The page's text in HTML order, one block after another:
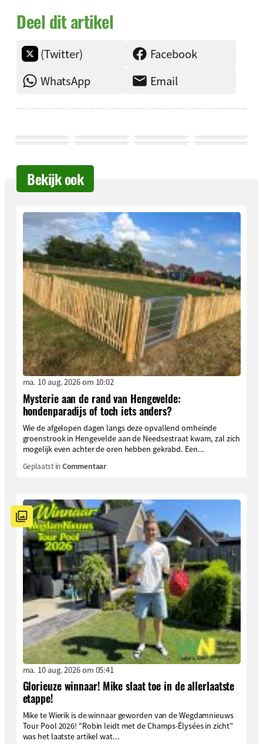
Deel dit artikel
(Twitter)
Facebook
WhatsApp
Email
Bekijk ook
ma. 10 aug. 2026 om 10:02
Mysterie aan de rand van Hengevelde:
hondenparadijs of toch iets anders?
Wie de afgelopen dagen langs deze opvallend omheinde
groenstrook in Hengevelde aan de Needsestraat kwam, zal zich
mogelijk even achter de oren hebben gekrabd. Een...
Geplaatst inCommentaar
ma. 10 aug. 2026 om 05:41
Glorieuze winnaar! Mike slaat toe in de allerlaatste
etappe!
Mike te Wierik is de winnaar geworden van de Wegdamnieuws
Tour Pool 2026! “Robin leidt met de Champs-Élysées in zicht”
was het laatste artikel wat...